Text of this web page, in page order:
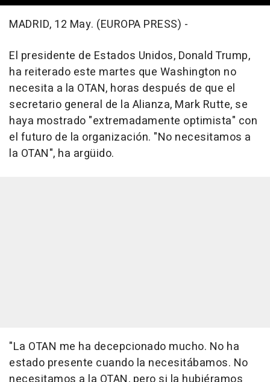
MADRID, 12 May. (EUROPA PRESS) -
El presidente de Estados Unidos, Donald Trump,
ha reiterado este martes que Washington no
necesita a la OTAN, horas después de que el
secretario general de la Alianza, Mark Rutte, se
haya mostrado "extremadamente optimista" con
el futuro de la organización. "No necesitamos a
la OTAN", ha argüido.
"La OTAN me ha decepcionado mucho. No ha
estado presente cuando la necesitábamos. No